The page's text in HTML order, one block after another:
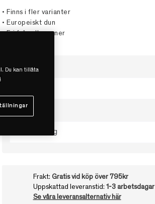
• Finns i fler varianter
• Europeiskt dun
• Fri från allergener
Välj storlek
Låg / 350g
Frakt: Gratis vid köp över 795kr
Uppskattad leveranstid: 1-3 arbetsdagar
Se våra leveransalternativ här
Du kan tillåta